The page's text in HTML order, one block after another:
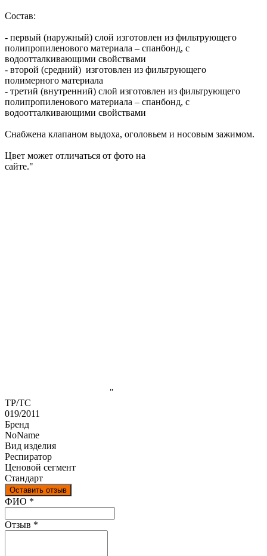
Состав:
- первый (наружный) слой изготовлен из фильтрующего
полипропиленового материала – спанбонд, с
водоотталкивающими свойствами
- второй (средний) изготовлен из фильтрующего
полимерного материала
- третий (внутренний) слой изготовлен из фильтрующего
полипропиленового материала – спанбонд, с
водоотталкивающими свойствами
Снабжена клапаном выдоха, оголовьем и носовым зажимом.
Цвет может отличаться от фото на
сайте."
"
ТР/ТС
019/2011
Бренд
NoName
Вид изделия
Респиратор
Ценовой сегмент
Стандарт
Оставить отзыв
Ваш отзыв был отправлен!
ФИО *
Отзыв *